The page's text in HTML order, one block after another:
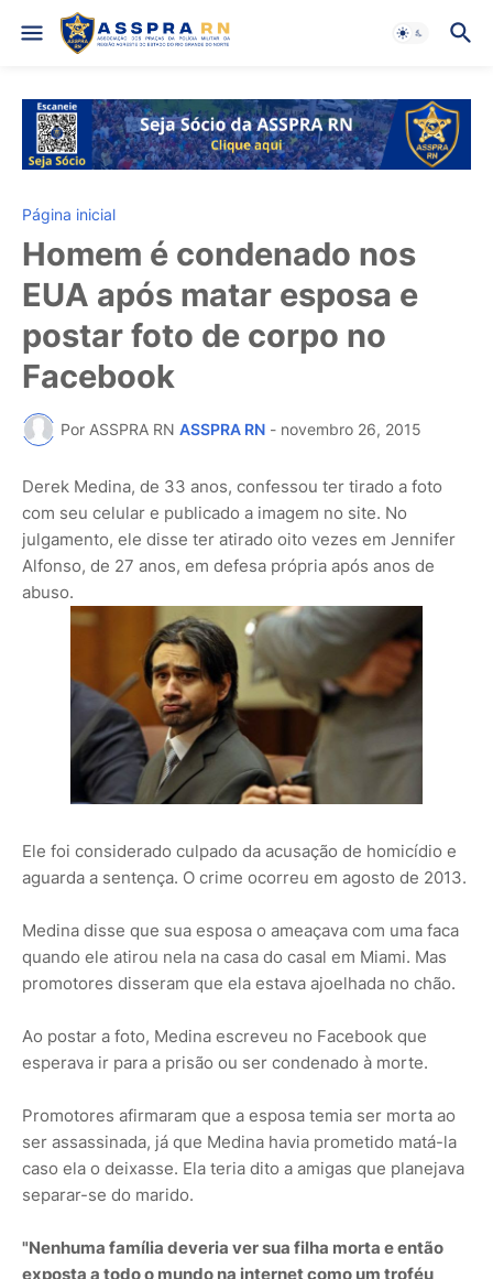
Página inicial
Homem é condenado nos
EUA após matar esposa e
postar foto de corpo no
Facebook
Por ASSPRA RN ASSPRA RN - novembro 26, 2015
Derek Medina, de 33 anos, confessou ter tirado a foto
com seu celular e publicado a imagem no site. No
julgamento, ele disse ter atirado oito vezes em Jennifer
Alfonso, de 27 anos, em defesa própria após anos de
abuso.
Ele foi considerado culpado da acusação de homicídio e
aguarda a sentença. O crime ocorreu em agosto de 2013.
Medina disse que sua esposa o ameaçava com uma faca
quando ele atirou nela na casa do casal em Miami. Mas
promotores disseram que ela estava ajoelhada no chão.
Ao postar a foto, Medina escreveu no Facebook que
esperava ir para a prisão ou ser condenado à morte.
Promotores afirmaram que a esposa temia ser morta ao
ser assassinada, já que Medina havia prometido matá-la
caso ela o deixasse. Ela teria dito a amigas que planejava
separar-se do marido.
"Nenhuma família deveria ver sua filha morta e então
exposta a todo o mundo na internet como um troféu